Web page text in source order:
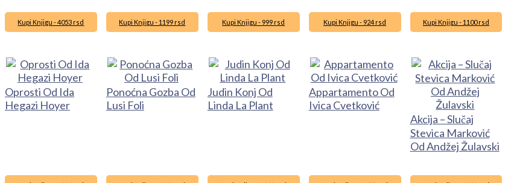
Kupi Knjigu - 4053 rsd
Oprosti Od Ida
Hegazi Hoyer
Kupi Knjigu - 1199 rsd
Ponoćna Gozba Od
Lusi Foli
Kupi Knjigu - 999 rsd
Judin Konj Od
Linda La Plant
Kupi Knjigu - 924 rsd
Appartamento Od
Ivica Cvetković
Kupi Knjigu - 1100 rsd
Akcija – Slučaj
Stevica Marković
Od Andžej Žulavski